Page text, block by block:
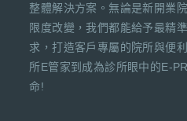
整體解決方案。無論是新開業
限度改變，我們都能給予最精
求，打造客戶專屬的院所與便
所E管家到成為診所眼中的E-
命!